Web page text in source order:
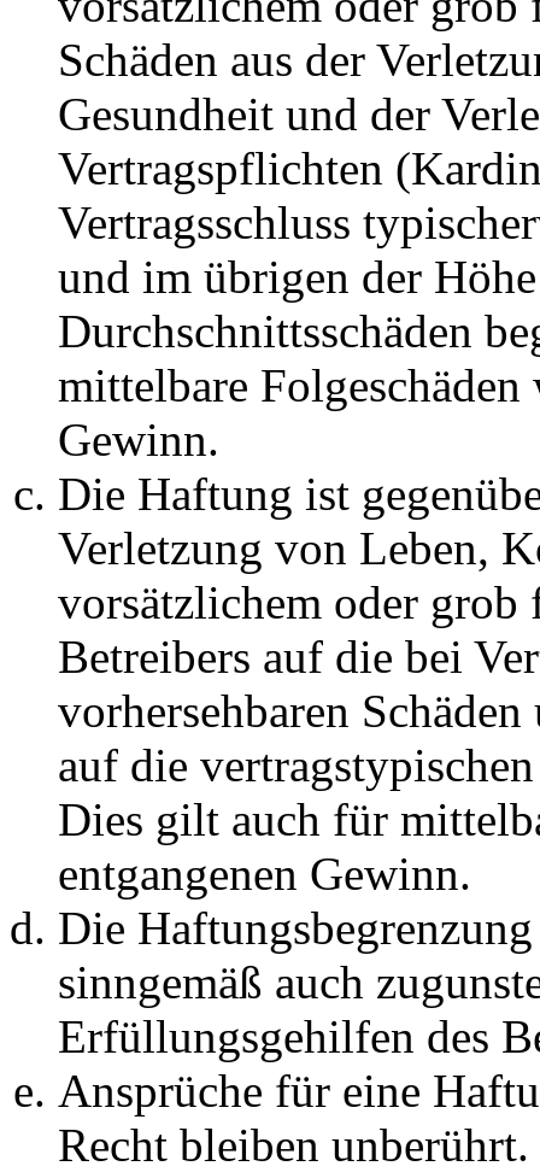
Schäden aus der
Gesundheit und der
Vertragspflichten
Vertragsschluss
und im übrigen der
Durchschnittsschäden
mittelbare Folgeschäden
Gewinn.
Die Haftung ist
Verletzung von Leben,
vorsätzlichem oder grob
Betreibers auf die bei
vorhersehbaren
auf die
Dies gilt auch für
entgangenen Gewinn.
Die
sinngemäß auch
Erfüllungsgehilfen des
Ansprüche für eine
Recht bleiben unberührt.